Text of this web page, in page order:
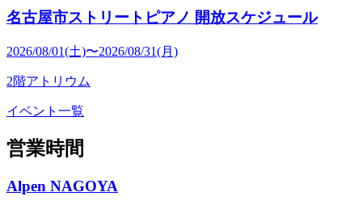
名古屋市ストリートピアノ 開放スケジュール
2026/08/01(土)〜2026/08/31(月)
2階アトリウム
イベント一覧
営業時間
Alpen NAGOYA